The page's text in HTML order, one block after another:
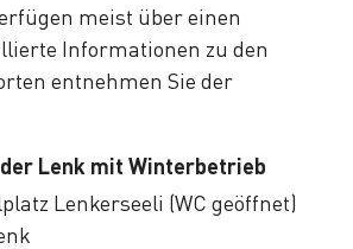
meist über einen
Informationen zu den
entnehmen Sie der
Lenk mit Winterbetrieb
Lenkerseeli (WC geöffnet)